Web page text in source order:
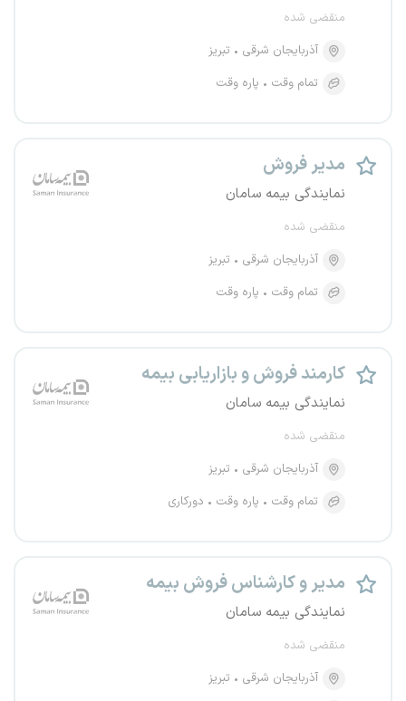
منقضی شده
آذربایجان شرقی
تبریز
تمام وقت
پاره وقت
مدیر فروش
نمایندگی بیمه سامان
منقضی شده
آذربایجان شرقی
تبریز
تمام وقت
پاره وقت
کارمند فروش و بازاریابی بیمه
نمایندگی بیمه سامان
منقضی شده
آذربایجان شرقی
تبریز
تمام وقت
پاره وقت دورکاری
مدیر و کارشناس فروش بیمه
نمایندگی بیمه سامان
منقضی شده
آذربایجان شرقی
تبریز